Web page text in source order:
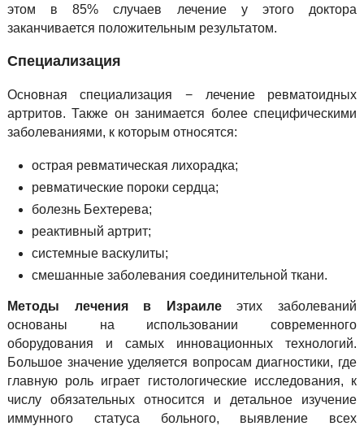
этом в 85% случаев лечение у этого доктора
заканчивается положительным результатом.
Специализация
Основная специализация − лечение ревматоидных
артритов. Также он занимается более специфическими
заболеваниями, к которым относятся:
острая ревматическая лихорадка;
ревматические пороки сердца;
болезнь Бехтерева;
реактивный артрит;
системные васкулиты;
смешанные заболевания соединительной ткани.
Методы лечения в Израилеэтих заболеваний
основаны на использовании современного
оборудования и самых инновационных технологий.
Большое значение уделяется вопросам диагностики, где
главную роль играет гистологические исследования, к
числу обязательных относится и детальное изучение
иммунного статуса больного, выявление всех